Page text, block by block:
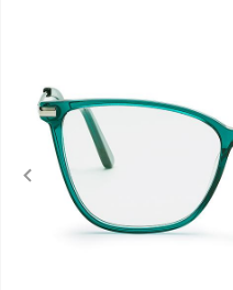
Previous